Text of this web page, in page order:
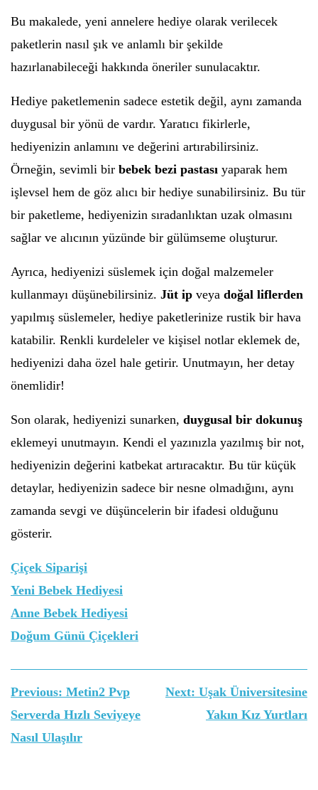
Bu makalede, yeni annelere hediye olarak verilecek
paketlerin nasıl şık ve anlamlı bir şekilde
hazırlanabileceği hakkında öneriler sunulacaktır.
Hediye paketlemenin sadece estetik değil, aynı zamanda
duygusal bir yönü de vardır. Yaratıcı fikirlerle,
hediyenizin anlamını ve değerini artırabilirsiniz.
Örneğin, sevimli bir bebek bezi pastası yaparak hem
işlevsel hem de göz alıcı bir hediye sunabilirsiniz. Bu tür
bir paketleme, hediyenizin sıradanlıktan uzak olmasını
sağlar ve alıcının yüzünde bir gülümseme oluşturur.
Ayrıca, hediyenizi süslemek için doğal malzemeler
kullanmayı düşünebilirsiniz. Jüt ip veya doğal liflerden
yapılmış süslemeler, hediye paketlerinize rustik bir hava
katabilir. Renkli kurdeleler ve kişisel notlar eklemek de,
hediyenizi daha özel hale getirir. Unutmayın, her detay
önemlidir!
Son olarak, hediyenizi sunarken, duygusal bir dokunuş
eklemeyi unutmayın. Kendi el yazınızla yazılmış bir not,
hediyenizin değerini katbekat artıracaktır. Bu tür küçük
detaylar, hediyenizin sadece bir nesne olmadığını, aynı
zamanda sevgi ve düşüncelerin bir ifadesi olduğunu
gösterir.
Çiçek Siparişi
Yeni Bebek Hediyesi
Anne Bebek Hediyesi
Doğum Günü Çiçekleri
Yazı
gezinmesi
Previous: Metin2 Pvp
Serverda Hızlı Seviyeye
Nasıl Ulaşılır
Next: Uşak Üniversitesine
Yakın Kız Yurtları